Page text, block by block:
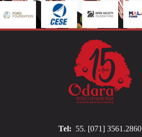
Tel: 55. [071] 3561.2860